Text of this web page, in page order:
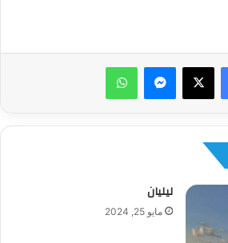
ماسنجر واتساب
ليليان
مايو 25, 2024